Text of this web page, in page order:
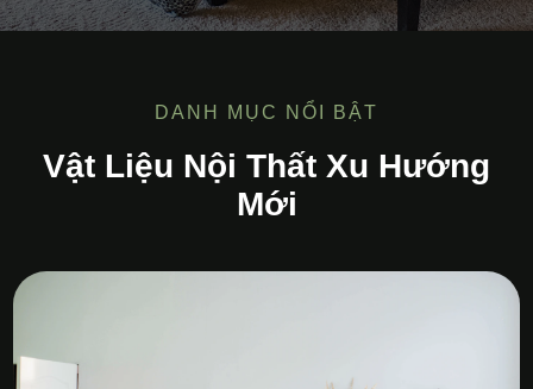
DANH MỤC NỔI BẬT
Vật Liệu Nội Thất Xu Hướng
Mới